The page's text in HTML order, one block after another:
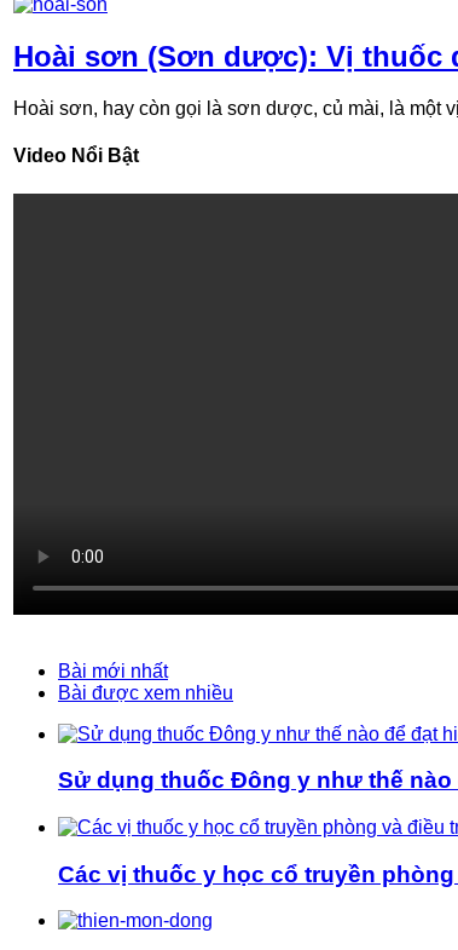
Hoài sơn (Sơn dược): Vị thuốc
Hoài sơn, hay còn gọi là sơn dược, củ mài, là một
Video Nổi Bật
Bài mới nhất
Bài được xem nhiều
Sử dụng thuốc Đông y như thế
Các vị thuốc y học cổ truyền